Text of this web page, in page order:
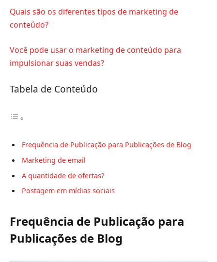
Quais são os diferentes tipos de marketing de
conteúdo?
Você pode usar o marketing de conteúdo para
impulsionar suas vendas?
Tabela de Conteúdo
Frequência de Publicação para Publicações de Blog
Marketing de email
A quantidade de ofertas?
Postagem em mídias sociais
Frequência de Publicação para
Publicações de Blog